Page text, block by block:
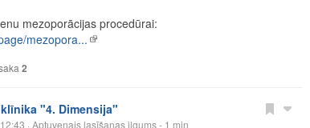
mezoporācijas procedūrai:
mezopora...
2
"4. Dimensija"
· Aptuvenais lasīšanas ilgums - 1 min